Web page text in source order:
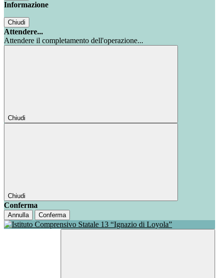
Informazione
Chiudi
Attendere...
Attendere il completamento dell'operazione...
Chiudi
Chiudi
Conferma
Annulla Conferma